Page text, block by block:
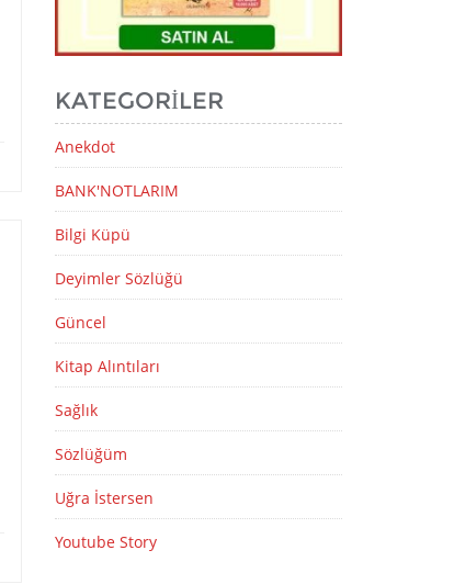
KATEGORILER
Anekdot
BANK'NOTLARIM
Bilgi Küpü
Deyimler Sözlüğü
Güncel
Kitap Alıntıları
Sağlık
Sözlüğüm
Uğra İstersen
Youtube Story